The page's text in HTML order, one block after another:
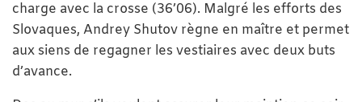
charge avec la crosse (36’06). Malgré les efforts des
Slovaques, Andrey Shutov règne en maître et permet
aux siens de regagner les vestiaires avec deux buts
d’avance.